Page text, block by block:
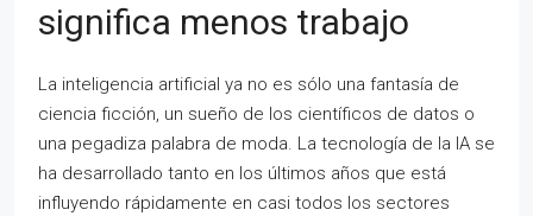
significa menos trabajo
La inteligencia artificial ya no es sólo una fantasía de
ciencia ficción, un sueño de los científicos de datos o
una pegadiza palabra de moda. La tecnología de la IA se
ha desarrollado tanto en los últimos años que está
influyendo rápidamente en casi todos los sectores